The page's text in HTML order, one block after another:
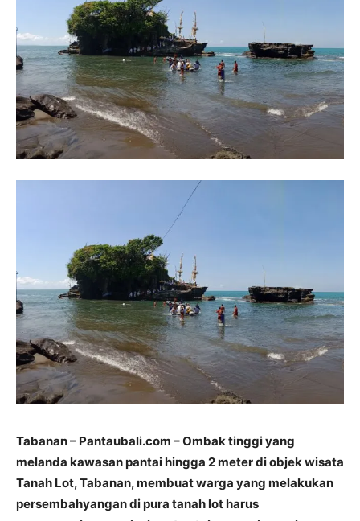
Tabanan – Pantaubali.com – Ombak tinggi yang
melanda kawasan pantai hingga 2 meter di objek wisata
Tanah Lot, Tabanan, membuat warga yang melakukan
persembahyangan di pura tanah lot harus